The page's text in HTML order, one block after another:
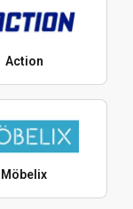
Action
Möbelix